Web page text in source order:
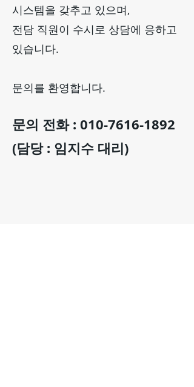
시스템을 갖추고 있으며,
전담 직원이 수시로 상담에 응하고
있습니다.
​문의를 환영합니다.
문의 전화 : 010-7616-1892
(담당 : 임지수 대리)